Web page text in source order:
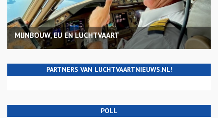
MIJNBOUW, EU EN LUCHTVAART
PARTNERS VAN LUCHTVAARTNIEUWS.NL!
POLL